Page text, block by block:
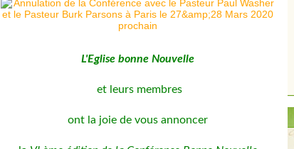
L'Eglise bonne Nouvelle
et leurs membres
ont la joie de vous annoncer